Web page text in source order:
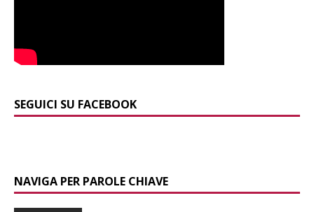
SEGUICI SU FACEBOOK
NAVIGA PER PAROLE CHIAVE